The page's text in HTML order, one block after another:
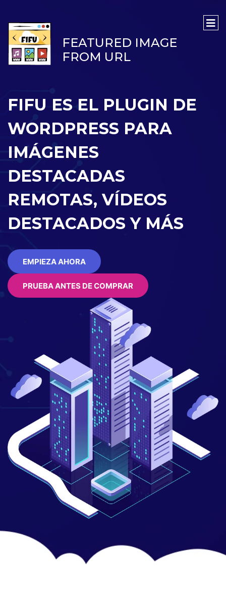
FEATURED IMAGE
FROM URL
FIFU ES EL PLUGIN DE
WORDPRESS PARA
IMÁGENES
DESTACADAS
REMOTAS, VÍDEOS
DESTACADOS Y MÁS
EMPIEZA AHORA
PRUEBA ANTES DE COMPRAR